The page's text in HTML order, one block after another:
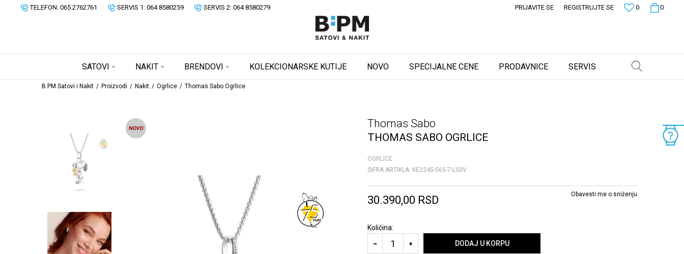
TELEFON: 065 2762761 SERVIS 1: 064 8580259 SERVIS 2: 064 8580279 0
0
PRIJAVITE SE REGISTRUJTE SE
SATOVI NAKIT BRENDOVI KOLEKCIONARSKE KUTIJE NOVO SPECIJALNE CENE PRODAVNICE SERVIS
B:PM Satovi i Nakit Proizvodi Nakit Ogrlice Thomas Sabo Ogrlice
Thomas Sabo
THOMAS SABO OGRLICE
OGRLICE
ŠIFRA ARTIKLA: KE2345-565-7-L50V
30.390,00 RSD Obavesti me o sniženju
Količina:
DODAJ U KORPU